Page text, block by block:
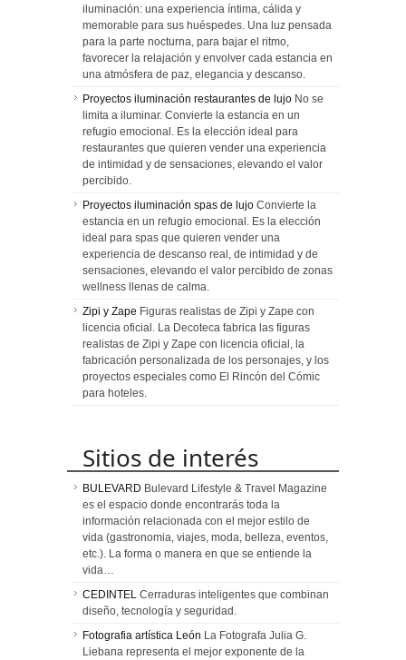
iluminación: una experiencia íntima, cálida y
memorable para sus huéspedes. Una luz pensada
para la parte nocturna, para bajar el ritmo,
favorecer la relajación y envolver cada estancia en
una atmósfera de paz, elegancia y descanso.
Proyectos iluminación restaurantes de lujo No se
limita a iluminar. Convierte la estancia en un
refugio emocional. Es la elección ideal para
restaurantes que quieren vender una experiencia
de intimidad y de sensaciones, elevando el valor
percibido.
Proyectos iluminación spas de lujo Convierte la
estancia en un refugio emocional. Es la elección
ideal para spas que quieren vender una
experiencia de descanso real, de intimidad y de
sensaciones, elevando el valor percibido de zonas
wellness llenas de calma.
Zipi y Zape Figuras realistas de Zipi y Zape con
licencia oficial. La Decoteca fabrica las figuras
realistas de Zipi y Zape con licencia oficial, la
fabricación personalizada de los personajes, y los
proyectos especiales como El Rincón del Cómic
para hoteles.
Sitios de interés
BULEVARD Bulevard Lifestyle & Travel Magazine
es el espacio donde encontrarás toda la
información relacionada con el mejor estilo de
vida (gastronomia, viajes, moda, belleza, eventos,
etc.). La forma o manera en que se entiende la
vida…
CEDINTEL Cerraduras inteligentes que combinan
diseño, tecnología y seguridad.
Fotografia artística León La Fotografa Julia G.
Liebana representa el mejor exponente de la